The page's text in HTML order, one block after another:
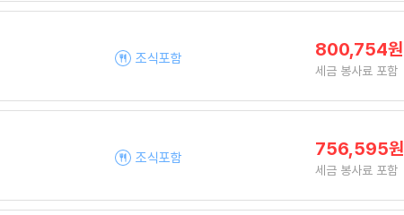
조식포함 800,754원
세금 봉사료 포함
조식포함 756,595원
세금 봉사료 포함